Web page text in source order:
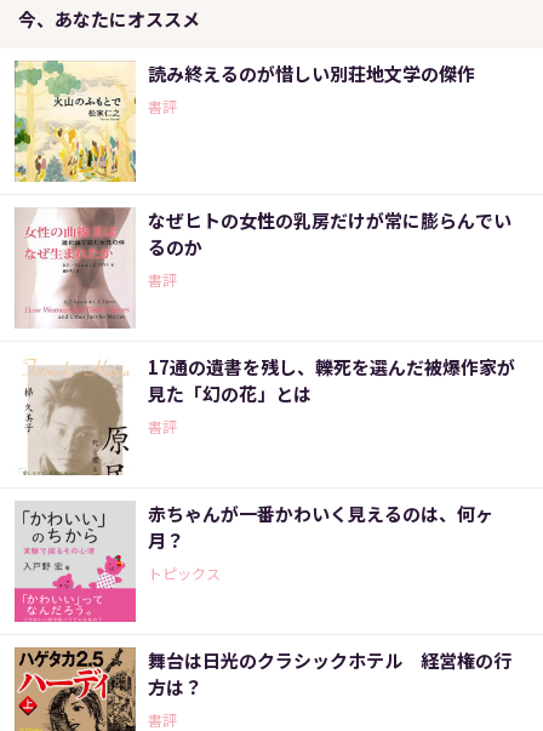
今、あなたにオススメ
読み終えるのが惜しい別荘地文学の傑作
書評
なぜヒトの女性の乳房だけが常に膨らんでい
るのか
書評
17通の遺書を残し、轢死を選んだ被爆作家が
見た「幻の花」とは
書評
赤ちゃんが一番かわいく見えるのは、何ヶ
月？
トピックス
舞台は日光のクラシックホテル 経営権の行
方は？
書評